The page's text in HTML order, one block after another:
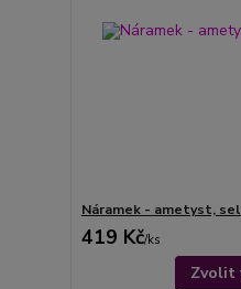
Náramek - ametyst,
419 Kč/ks
Zvolit